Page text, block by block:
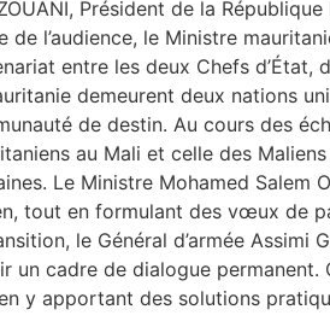
Président de la
de l’audience, le Ministre
entre les deux Chefs
demeurent deux nations
de destin. Au cours des
au Mali et celle des
Le Ministre Mohamed Salem
tout en formulant des vœux de
le Général d’armée
un cadre de dialogue
y apportant des solutions